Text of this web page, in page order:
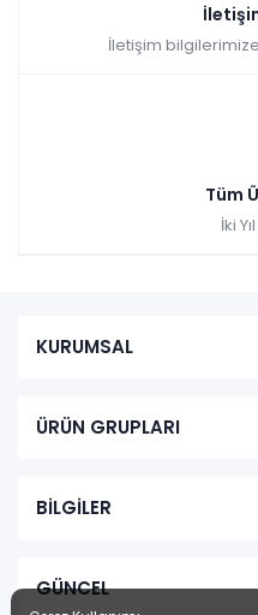
İletişim bilgilerimize
Tüm
İki
KURUMSAL
ÜRÜN GRUPLARI
BİLGİLER
GÜNCEL